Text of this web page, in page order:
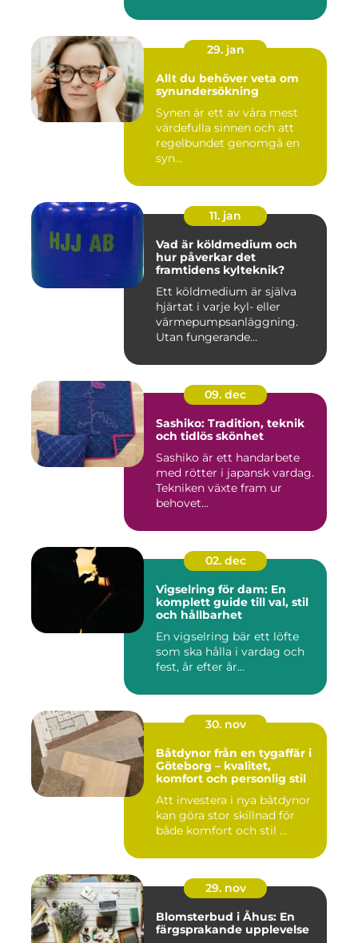
29. jan
Allt du behöver veta om
synundersökning
Synen är ett av våra mest
värdefulla sinnen och att
regelbundet genomgå en
syn...
11. jan
Vad är köldmedium och
hur påverkar det
framtidens kylteknik?
Ett köldmedium är själva
hjärtat i varje kyl- eller
värmepumpsanläggning.
Utan fungerande
09. dec
Sashiko: Tradition, teknik
och tidlös skönhet
Sashiko är ett handarbete
med rötter i japansk vardag.
Tekniken växte fram ur
behovet...
02. dec
Vigselring för dam: En
komplett guide till val, stil
och hållbarhet
En vigselring bär ett löfte
som ska hålla i vardag och
fest, år efter år...
30. nov
Båtdynor från en tygaffär i
Göteborg – kvalitet,
komfort och personlig stil
Att investera i nya båtdynor
kan göra stor skillnad för
både komfort och stil ...
29. nov
Blomsterbud i Åhus: En
färgsprakande upplevelse